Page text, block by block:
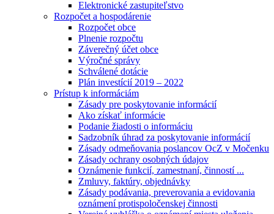
Elektronické zastupiteľstvo
Rozpočet a hospodárenie
Rozpočet obce
Plnenie rozpočtu
Záverečný účet obce
Výročné správy
Schválené dotácie
Plán investícií 2019 – 2022
Prístup k informáciám
Zásady pre poskytovanie informácií
Ako získať informácie
Podanie žiadosti o informáciu
Sadzobník úhrad za poskytovanie informácií
Zásady odmeňovania poslancov OcZ v Močenku
Zásady ochrany osobných údajov
Oznámenie funkcií, zamestnaní, činností ...
Zmluvy, faktúry, objednávky
Zásady podávania, preverovania a evidovania
oznámení protispoločenskej činnosti